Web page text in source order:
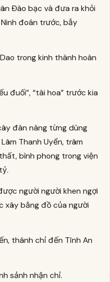
Đào bạc và đưa ra khỏi
đoán trước, bẫy
trong kinh thành hoàn
đuối”, “tài hoa” trước kia
đàn nàng từng dùng
Thanh Uyển, trâm
bình phong trong viện
người người khen ngợi
xây bằng đồ của người
thánh chỉ đến Tĩnh An
sảnh nhận chỉ.